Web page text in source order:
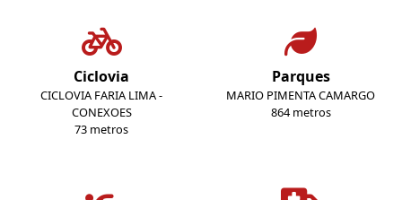
Ciclovia
CICLOVIA FARIA LIMA -
CONEXOES
73 metros
Parques
MARIO PIMENTA CAMARGO
864 metros